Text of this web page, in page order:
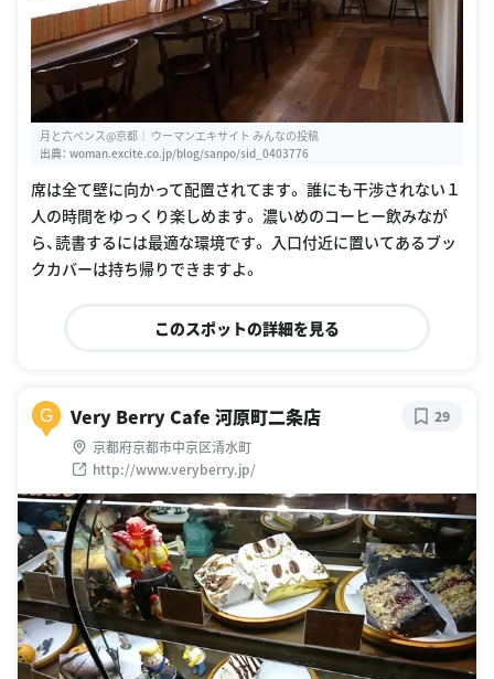
月と六ペンス@京都｜ ウーマンエキサイト みんなの投稿
出典： woman.excite.co.jp/blog/sanpo/sid_0403776
席は全て壁に向かって配置されてます。 誰にも干渉されない１
人の時間をゆっくり楽しめます。 濃いめのコーヒー飲みなが
ら、読書するには最適な環境です。 入口付近に置いてあるブッ
クカバーは持ち帰りできますよ。
このスポットの詳細を見る
G Very Berry Cafe 河原町二条店
京都府京都市中京区清水町
http://www.veryberry.jp/
29